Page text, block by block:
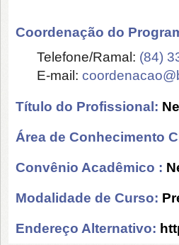
Coordenação do
Telefone/Ramal: (84)
E-mail:
Título do Profissional:
Área de Conhecimento
Convênio Acadêmico :
Modalidade de Curso:
Endereço Alternativo: